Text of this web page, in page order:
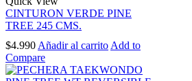
CINTURON VERDE PINE
TREE 245 CMS.
$4.990 Añadir al carrito Add to
Compare